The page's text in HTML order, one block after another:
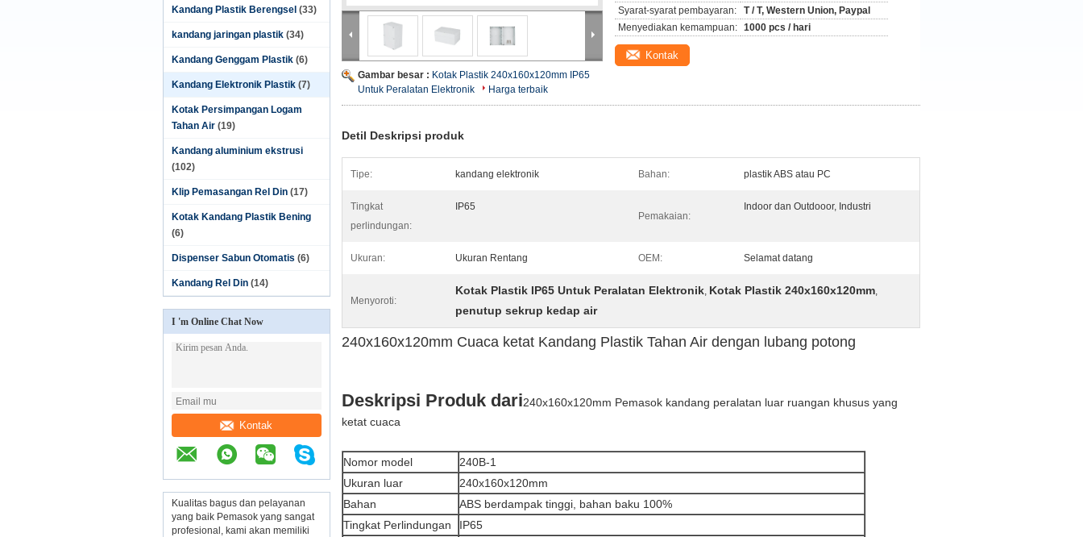
Kandang Plastik Berengsel (33)
kandang jaringan plastik (34)
Kandang Genggam Plastik (6)
Kandang Elektronik Plastik (7)
Kotak Persimpangan Logam
Tahan Air (19)
Kandang aluminium ekstrusi
(102)
Klip Pemasangan Rel Din (17)
Kotak Kandang Plastik Bening
(6)
Dispenser Sabun Otomatis (6)
Kandang Rel Din (14)
I 'm Online Chat Now
Kontak
Kualitas bagus dan pelayanan
yang baik Pemasok yang sangat
profesional, kami akan memiliki
Gambar besar : Kotak Plastik 240x160x120mm IP65
Untuk Peralatan Elektronik
Harga terbaik
Syarat-syarat pembayaran:
T / T, Western Union, Paypal
Menyediakan kemampuan: 1000 pcs / hari
Kontak
Detil Deskripsi produk
Tipe: kandang elektronik Bahan: plastik ABS atau PC
Tingkat
perlindungan:
IP65
Pemakaian:
Indoor dan Outdooor, Industri
Ukuran: Ukuran Rentang OEM: Selamat datang
Menyoroti:
Kotak Plastik IP65 Untuk Peralatan Elektronik, Kotak Plastik 240x160x120mm,
penutup sekrup kedap air
240x160x120mm Cuaca ketat Kandang Plastik Tahan Air dengan lubang potong
Deskripsi Produk dari240x160x120mm Pemasok kandang peralatan luar ruangan khusus yang
ketat cuaca
Nomor model
240B-1
Ukuran luar
240x160x120mm
Bahan
ABS berdampak tinggi, bahan baku 100%
Tingkat Perlindungan
IP65